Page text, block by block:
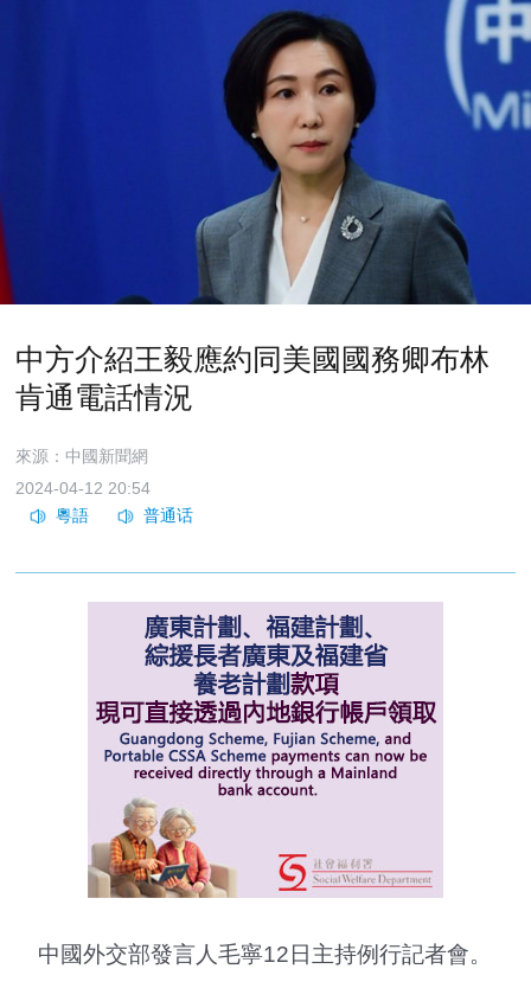
中方介紹王毅應約同美國國務卿布林
肯通電話情況
來源：中國新聞網
2024-04-12 20:54
中國外交部發言人毛寧12日主持例行記者會。